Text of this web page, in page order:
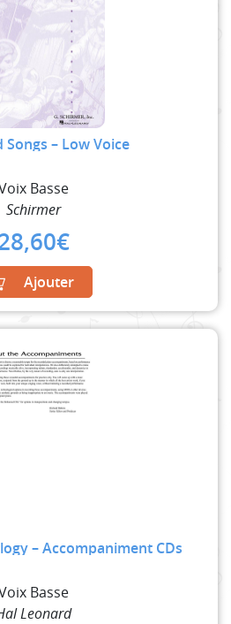
Songs – Low Voice
Basse
Schirmer
€
Ajouter
– Accompaniment CDs
Basse
Leonard